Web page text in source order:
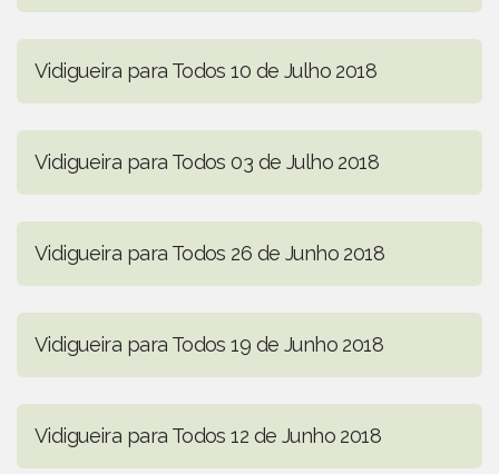
Vidigueira para Todos 10 de Julho 2018
Vidigueira para Todos 03 de Julho 2018
Vidigueira para Todos 26 de Junho 2018
Vidigueira para Todos 19 de Junho 2018
Vidigueira para Todos 12 de Junho 2018